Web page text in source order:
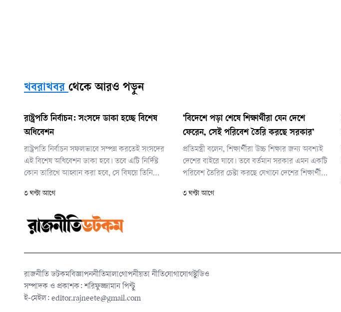
খবরাখবর থেকে আরও পড়ুন
রাষ্ট্রপতি নির্বাচন: সংসদে ডাকা হচ্ছে বিশেষ
অধিবেশন
রাষ্ট্রপতি নির্বাচন সফলভাবে সম্পন্ন করতেই সংসদের
এই বিশেষ অধিবেশন ডাকা হবে। তবে এটি নির্দিষ্ট
কোন তারিখে আহ্বান করা হবে, সে বিষয়ে তিনি
৩ ঘণ্টা আগে
‘বিদেশে পড়া শেষে শিক্ষার্থীরা যেন দেশে
ফেরেন, সেই পরিবেশ তৈরি করছে সরকার’
প্রতিমন্ত্রী বলেন, শিক্ষার্থীরা উচ্চ শিক্ষার জন্য অবশ্যই
দেশের বাইরে যাবে। তবে বর্তমান সরকার এমন একটি
পরিবেশ তৈরির চেষ্টা করছে যেখানে দেশের শিক্ষার্থীরা
৩ ঘণ্টা আগে
রাজনীতি ডটকমবিজ্ঞাপননীতিমালাগোপনীয়তা নীতিযোগাযোগস্টুডিও
সম্পাদক ও প্রকাশক: শরিফুজ্জামান পিন্টু
ই-মেইল: editor.rajneete@gmail.com